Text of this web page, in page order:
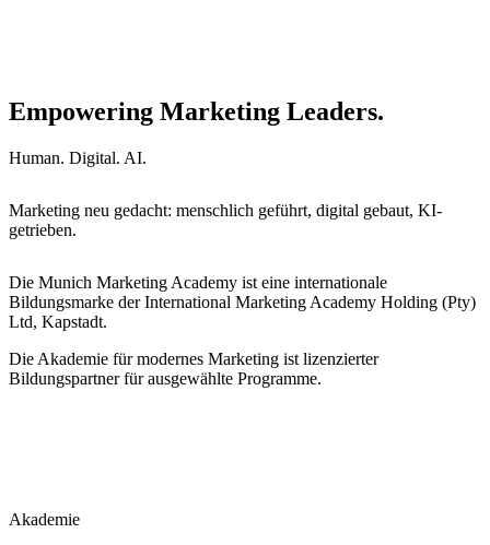
Empowering Marketing Leaders.
Human. Digital. AI.
Marketing neu gedacht: menschlich geführt, digital gebaut, KI-
getrieben.
Die Munich Marketing Academy ist eine internationale
Bildungsmarke der International Marketing Academy Holding (Pty)
Ltd, Kapstadt.
Die Akademie für modernes Marketing ist lizenzierter
Bildungspartner für ausgewählte Programme.
Akademie